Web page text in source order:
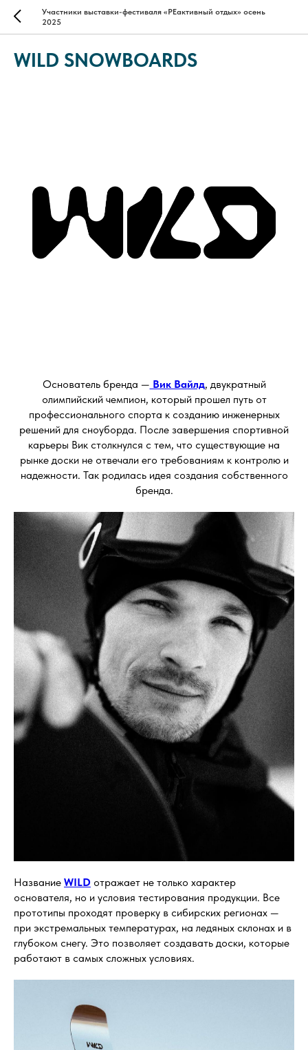
Участники выставки-фестиваля «РЕактивный отдых» осень
2025
WILD SNOWBOARDS
Основатель бренда — Вик Вайлд, двукратный
олимпийский чемпион, который прошел путь от
профессионального спорта к созданию инженерных
решений для сноуборда. После завершения спортивной
карьеры Вик столкнулся с тем, что существующие на
рынке доски не отвечали его требованиям к контролю и
надежности. Так родилась идея создания собственного
бренда.
Название WILD отражает не только характер
основателя, но и условия тестирования продукции. Все
прототипы проходят проверку в сибирских регионах —
при экстремальных температурах, на ледяных склонах и в
глубоком снегу. Это позволяет создавать доски, которые
работают в самых сложных условиях.